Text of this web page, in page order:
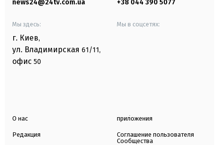
news24@24tv.com.ua +38 044 390 5077
Мы здесь:
г. Киев,
ул. Владимирская 61/11,
офис 50
Мы в соцсетях:
О нас
Редакция
приложения
Соглашение пользователя
Сообщества